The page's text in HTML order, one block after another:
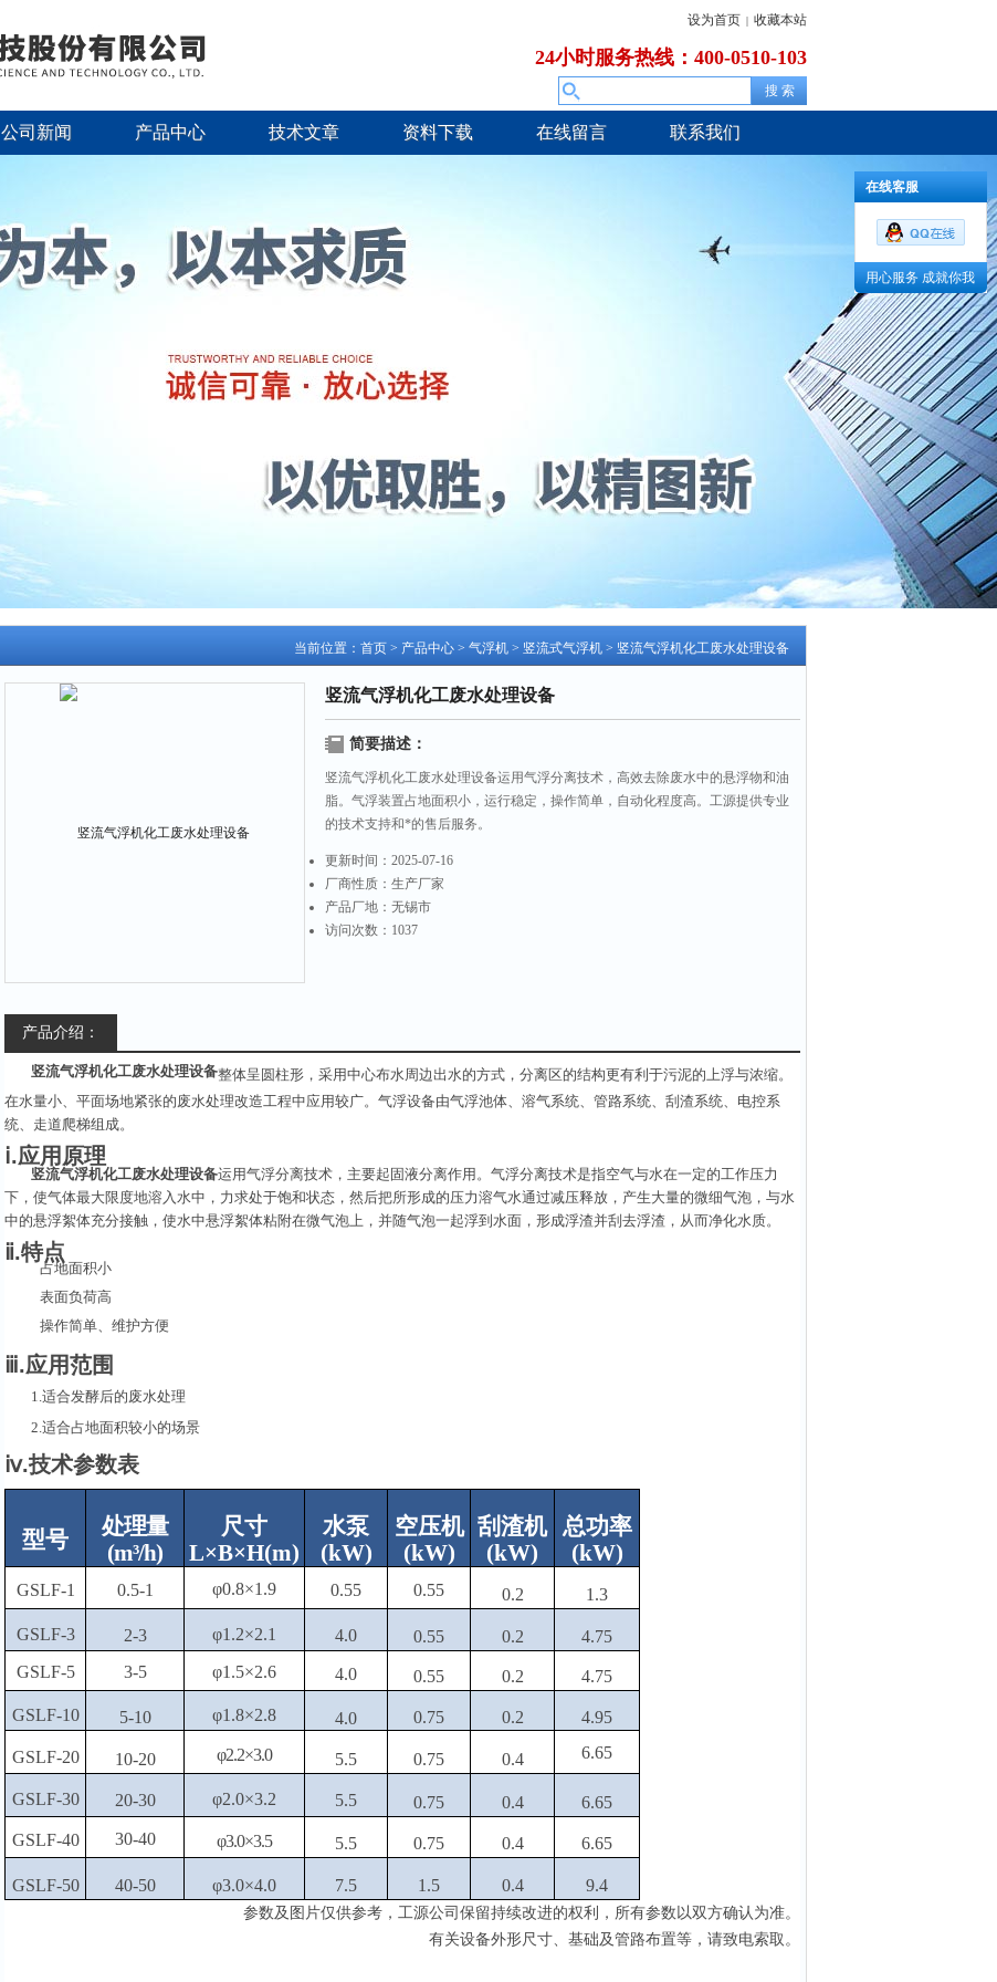
设为首页 | 收藏本站
24小时服务热线：400-0510-103
公司新闻 产品中心 技术文章 资料下载 在线留言 联系我们
当前位置： 首页 > 产品中心 > 气浮机 > 竖流式气浮机 > 竖流气浮机化工废水处理设备
竖流气浮机化工废水处理设备
简要描述：
竖流气浮机化工废水处理设备运用气浮分离技术，高效去除废水中的悬浮物和油
脂。气浮装置占地面积小，运行稳定，操作简单，自动化程度高。工源提供专业
的技术支持和*的售后服务。
更新时间： 2025-07-16
厂商性质： 生产厂家
产品厂地： 无锡市
访问次数： 1037
产品介绍：
竖流气浮机化工废水处理设备整体呈圆柱形，采用中心布水周边出水的方式，分离区的结构更有利于污泥的上浮与浓缩。
在水量小、平面场地紧张的废水处理改造工程中应用较广。气浮设备由气浮池体、溶气系统、管路系统、刮渣系统、电控系
统、走道爬梯组成。
ⅰ.应用原理
竖流气浮机化工废水处理设备运用气浮分离技术，主要起固液分离作用。气浮分离技术是指空气与水在一定的工作压力
下，使气体最大限度地溶入水中，力求处于饱和状态，然后把所形成的压力溶气水通过减压释放，产生大量的微细气泡，与水
中的悬浮絮体充分接触，使水中悬浮絮体粘附在微气泡上，并随气泡一起浮到水面，形成浮渣并刮去浮渣，从而净化水质。
ⅱ.特点
占地面积小
表面负荷高
操作简单、维护方便
ⅲ.应用范围
1.适合发酵后的废水处理
2.适合占地面积较小的场景
ⅳ.技术参数表
型号 处理量
(m³/h)
尺寸
L×B×H(m)
水泵
(kW)
空压机
(kW)
刮渣机
(kW)
总功率
(kW)
GSLF-1 0.5-1 φ0.8×1.9 0.55 0.55 0.2 1.3
GSLF-3 2-3 φ1.2×2.1 4.0 0.55 0.2
4.75
GSLF-5
3-5 φ1.5×2.6 4.0 0.55 0.2 4.75
GSLF-10 5-10 φ1.8×2.8 4.0 0.75 0.2 4.95
GSLF-20 10-20 φ2.2×3.0 5.5 0.75 0.4 6.65
GSLF-30 20-30 φ2.0×3.2 5.5 0.75 0.4
6.65
GSLF-40
30-40 φ3.0×3.5 5.5 0.75 0.4 6.65
GSLF-50 40-50 φ3.0×4.0 7.5 1.5 0.4 9.4
参数及图片仅供参考 ， 工源公司保留持续改进的权利 ， 所有参数以双方确认为准。
有关设备外形尺寸、基础及管路布置等，请致电索取。
在线客服
用心服务 成就你我